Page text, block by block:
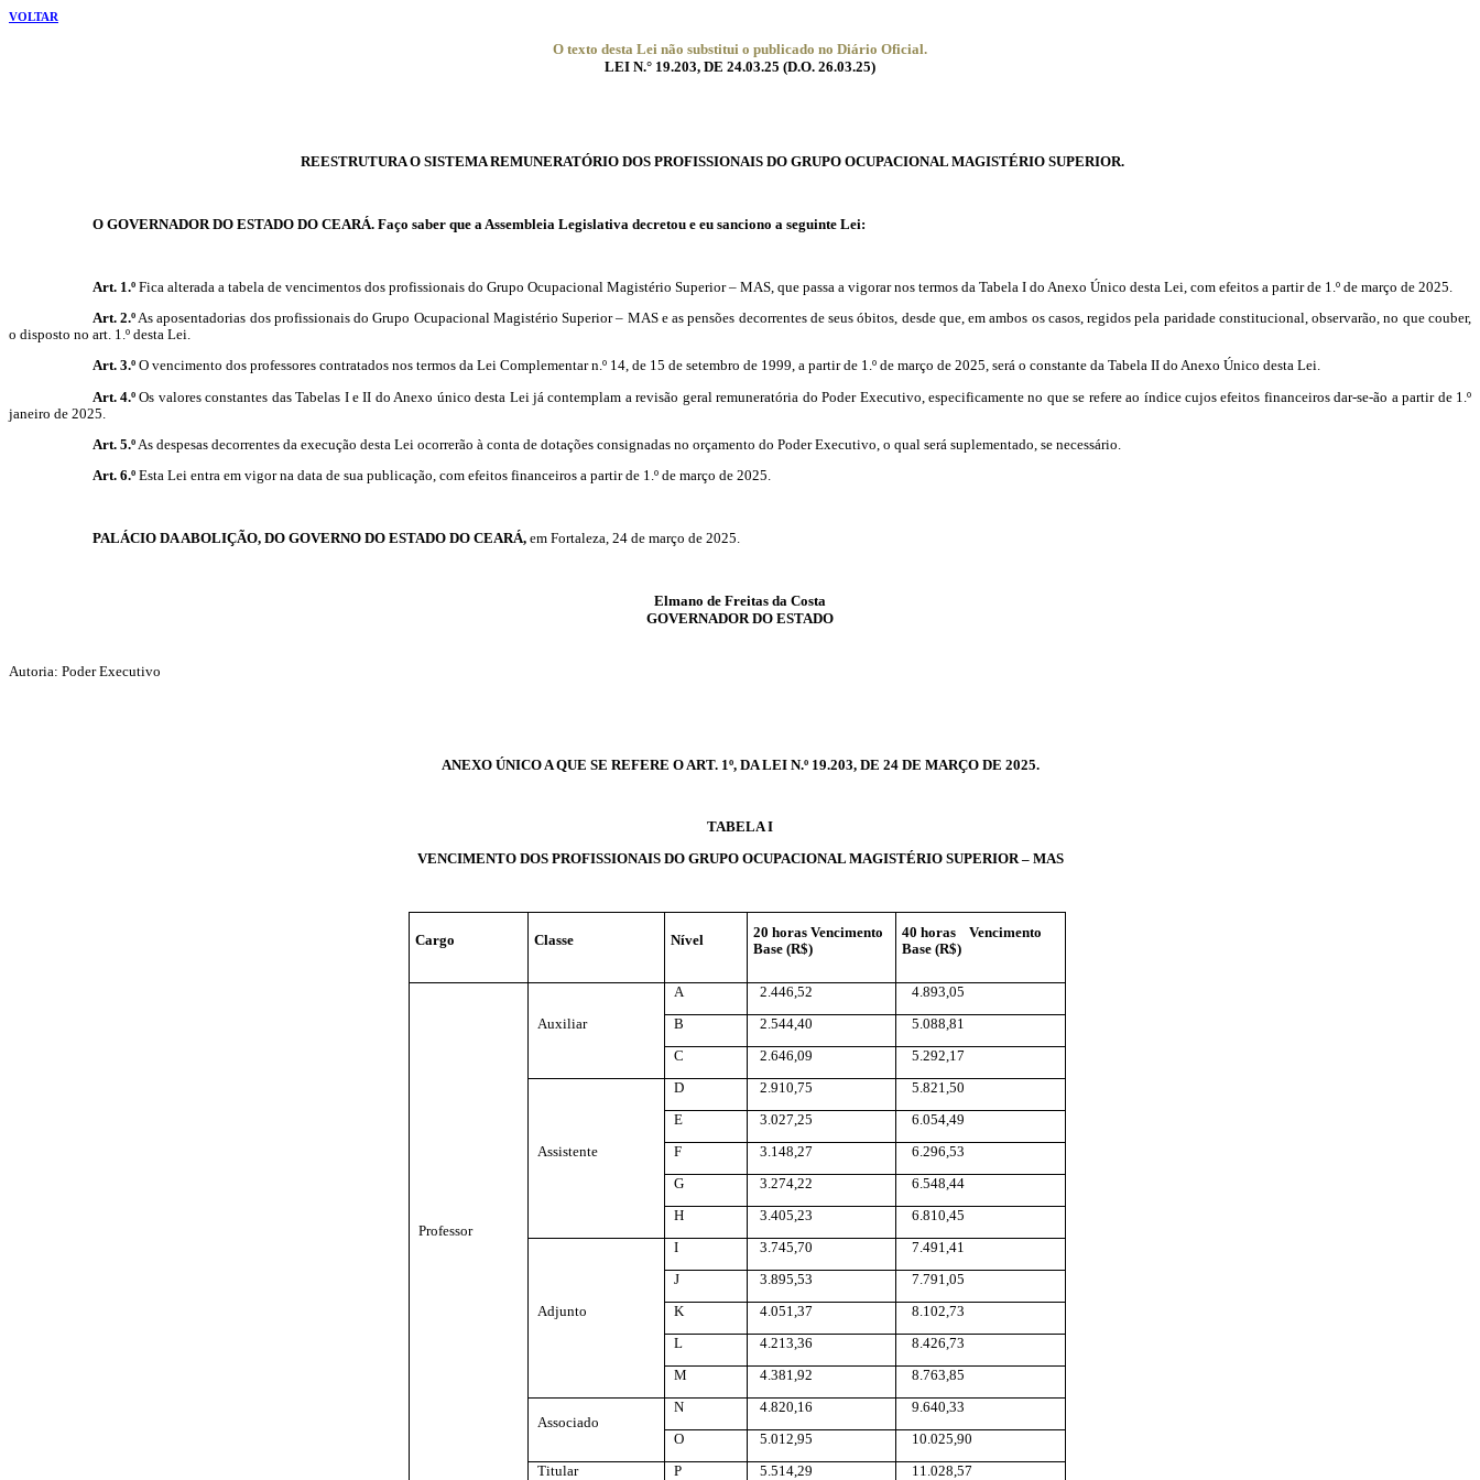
VOLTAR
O texto desta Lei não substitui o publicado no Diário Oficial.
LEI N.° 19.203, DE 24.03.25 (D.O. 26.03.25)
REESTRUTURA O SISTEMA REMUNERATÓRIO DOS PROFISSIONAIS DO GRUPO OCUPACIONAL MAGISTÉRIO SUPERIOR.
O GOVERNADOR DO ESTADO DO CEARÁ. Faço saber que a Assembleia Legislativa decretou e eu sanciono a seguinte Lei:
Art. 1.º Fica alterada a tabela de vencimentos dos profissionais do Grupo Ocupacional Magistério Superior – MAS, que passa a vigorar nos termos da Tabela I do Anexo Único desta Lei, com efeitos a partir de 1.º de março de 2025.
Art. 2.ºAs aposentadorias dos profissionais do Grupo Ocupacional Magistério Superior – MAS e as pensões decorrentes de seus óbitos, desde que, em ambos os casos, regidos pela paridade constitucional, observarão, no que couber,
o disposto no art. 1.º desta Lei.
Art. 3.ºO vencimento dos professores contratados nos termos da Lei Complementar n.º 14, de 15 de setembro de 1999, a partir de 1.º de março de 2025, será o constante da Tabela II do Anexo Único desta Lei.
Art. 4.º Os valores constantes das Tabelas I e II do Anexo único desta Lei já contemplam a revisão geral remuneratória do Poder Executivo, especificamente no que se refere ao índice cujos efeitos financeiros dar-se-ão a partir de 1.º
janeiro de 2025.
Art. 5.ºAs despesas decorrentes da execução desta Lei ocorrerão à conta de dotações consignadas no orçamento do Poder Executivo, o qual será suplementado, se necessário.
Art. 6.ºEsta Lei entra em vigor na data de sua publicação, com efeitos financeiros a partir de 1.º de março de 2025.
PALÁCIO DA ABOLIÇÃO, DO GOVERNO DO ESTADO DO CEARÁ,em Fortaleza, 24 de março de 2025.
Elmano de Freitas da Costa
GOVERNADOR DO ESTADO
Autoria: Poder Executivo
ANEXO ÚNICO A QUE SE REFERE O ART. 1º, DA LEI N.º 19.203, DE 24 DE MARÇO DE 2025.
TABELA I
VENCIMENTO DOS PROFISSIONAIS DO GRUPO OCUPACIONAL MAGISTÉRIO SUPERIOR – MAS
Cargo Classe Nível
20 horas Vencimento
Base (R$)
40 horas Vencimento
Base (R$)
Professor
Auxiliar
A 2.446,52
4.893,05
B
2.544,40
5.088,81
C
2.646,09 5.292,17
Assistente
D 2.910,75
5.821,50
E
3.027,25
6.054,49
F
3.148,27
6.296,53
G
3.274,22
6.548,44
H
3.405,23 6.810,45
Adjunto
I 3.745,70
7.491,41
J
3.895,53
7.791,05
K
4.051,37
8.102,73
L
4.213,36
8.426,73
M
4.381,92 8.763,85
Associado
N 4.820,16
9.640,33
O
5.012,95
10.025,90
Titular
P 5.514,29 11.028,57